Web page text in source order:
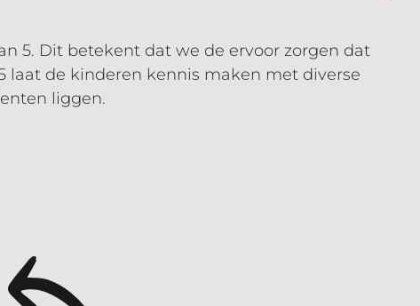
5. Dit betekent dat we de ervoor zorgen dat
laat de kinderen kennis maken met diverse
liggen.